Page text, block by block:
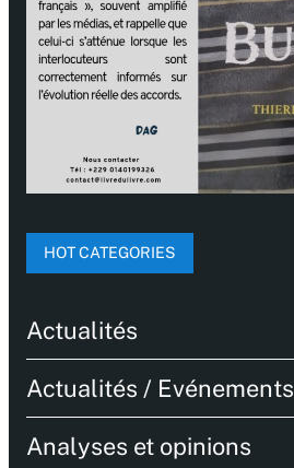
HOT CATEGORIES
Actualités
Actualités / Evénements
Analyses et opinions